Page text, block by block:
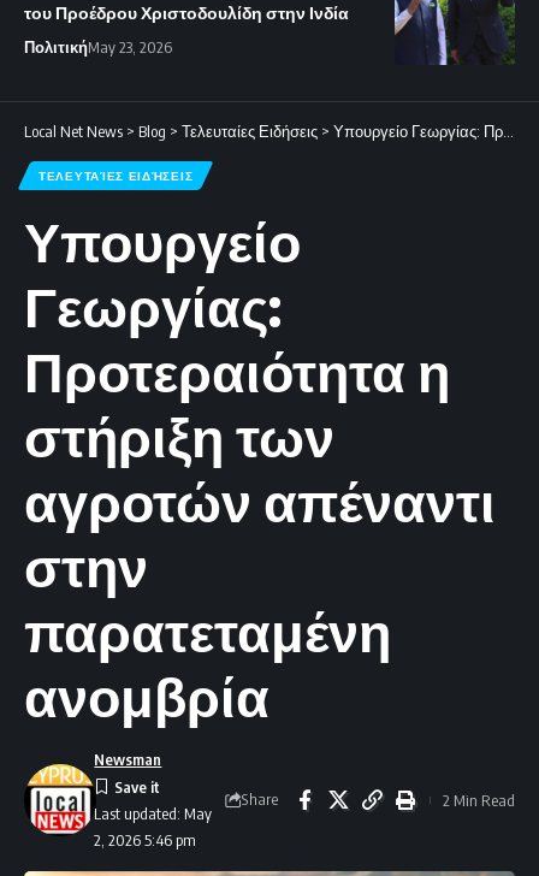
του Προέδρου Χριστοδουλίδη στην Ινδία
ΠολιτικήMay 23, 2026
Local Net News > Blog > Τελευταίες Ειδήσεις > Υπουργείο Γεωργίας: Προτεραιότητα η στήριξη των αγροτών απέναντι στην παρατεταμένη ανομβρία
ΤΕΛΕΥΤΑΊΕΣ ΕΙΔΉΣΕΙΣ
Υπουργείο
Γεωργίας:
Προτεραιότητα η
στήριξη των
αγροτών απέναντι
στην
παρατεταμένη
ανομβρία
Last updated: May
2, 2026 5:46 pm
Newsman
Share 2 Min Read